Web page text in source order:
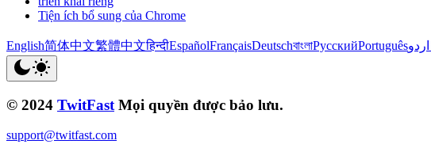
Tiện ích bổ sung của Chrome
English简体中文繁體中文हिन्दीEspañolFrançaisDeutschবাংলাРусскийPortuguêsاردو
© 2024 TwitFast Mọi quyền được bảo lưu.
support@twitfast.com